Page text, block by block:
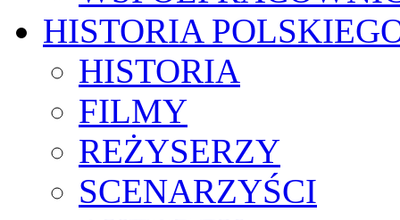
HISTORIA
HISTORIA
FILMY
REŻYSERZY
SCENARZYŚCI